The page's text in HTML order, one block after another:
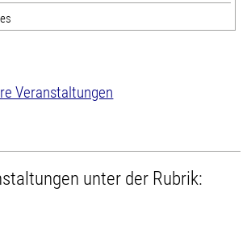
Veranstaltungen
unter der Rubrik: